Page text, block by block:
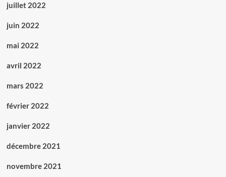
juillet 2022
juin 2022
mai 2022
avril 2022
mars 2022
février 2022
janvier 2022
décembre 2021
novembre 2021